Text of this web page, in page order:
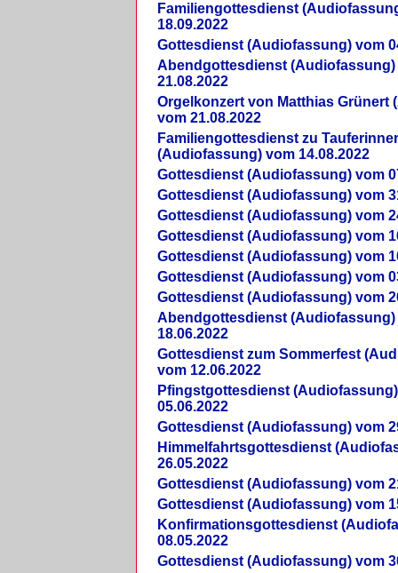
Familiengottesdienst
18.09.2022
Gottesdienst (Audiofassung) vom
Abendgottesdienst (Audiofassung)
21.08.2022
Orgelkonzert von Matthias Grünert
vom 21.08.2022
Familiengottesdienst zu
(Audiofassung) vom 14.08.2022
Gottesdienst (Audiofassung) vom
Gottesdienst (Audiofassung) vom
Gottesdienst (Audiofassung) vom
Gottesdienst (Audiofassung) vom
Gottesdienst (Audiofassung) vom
Gottesdienst (Audiofassung) vom
Gottesdienst (Audiofassung) vom
Abendgottesdienst (Audiofassung)
18.06.2022
Gottesdienst zum Sommerfest
vom 12.06.2022
Pfingstgottesdienst
05.06.2022
Gottesdienst (Audiofassung) vom
Himmelfahrtsgottesdienst
26.05.2022
Gottesdienst (Audiofassung) vom
Gottesdienst (Audiofassung) vom
Konfirmationsgottesdienst
08.05.2022
Gottesdienst (Audiofassung) vom